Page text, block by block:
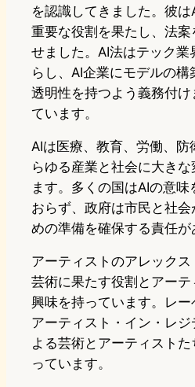
を認識してきました。彼
重要な役割を果たし、法
せました。AI法はテック業
らし、AI企業にモデルの構
透明性を持つよう義務付
ています。
AIは医療、教育、労働、防
らゆる産業と社会に大き
ます。多くの国はAIの意
おらず、政府は市民と社
めの準備を確保する責任が
アーティストのアレック
芸術に果たす役割とアー
興味を持っています。レ
アーティスト・イン・レ
よる芸術とアーティスト
っています。